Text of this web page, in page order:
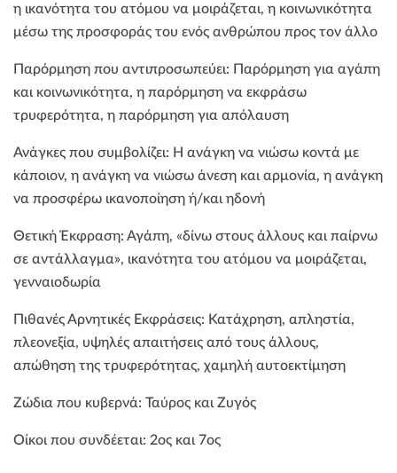
η ικανότητα του ατόμου να μοιράζεται, η κοινωνικότητα
μέσω της προσφοράς του ενός ανθρώπου προς τον άλλο
Παρόρμηση που αντιπροσωπεύει: Παρόρμηση για αγάπη
και κοινωνικότητα, η παρόρμηση να εκφράσω
τρυφερότητα, η παρόρμηση για απόλαυση
Ανάγκες που συμβολίζει: Η ανάγκη να νιώσω κοντά με
κάποιον, η ανάγκη να νιώσω άνεση και αρμονία, η ανάγκη
να προσφέρω ικανοποίηση ή/και ηδονή
Θετική Έκφραση: Αγάπη, «δίνω στους άλλους και παίρνω
σε αντάλλαγμα», ικανότητα του ατόμου να μοιράζεται,
γενναιοδωρία
Πιθανές Αρνητικές Εκφράσεις: Κατάχρηση, απληστία,
πλεονεξία, υψηλές απαιτήσεις από τους άλλους,
απώθηση της τρυφερότητας, χαμηλή αυτοεκτίμηση
Ζώδια που κυβερνά: Ταύρος και Ζυγός
Οίκοι που συνδέεται: 2ος και 7ος